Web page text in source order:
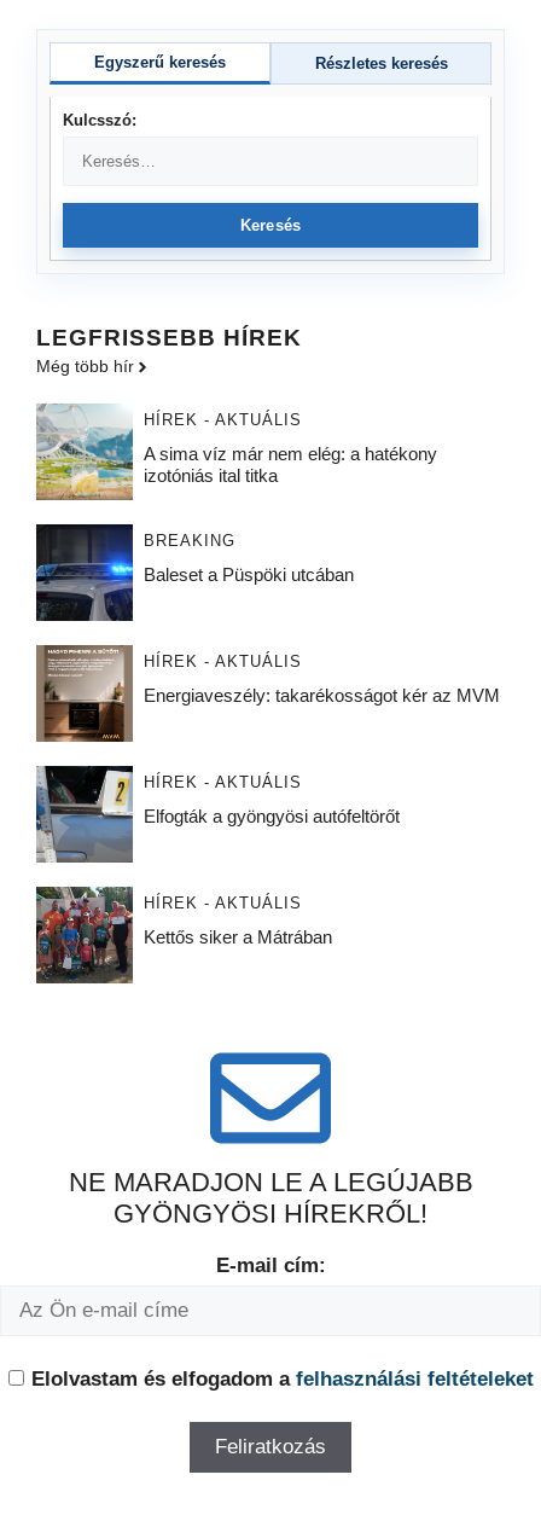
Egyszerű keresés Részletes keresés
Kulcsszó:
Keresés
LEGFRISSEBB HÍREK
Még több hír
HÍREK - AKTUÁLIS
A sima víz már nem elég: a hatékony
izotóniás ital titka
BREAKING
Baleset a Püspöki utcában
HÍREK - AKTUÁLIS
Energiaveszély: takarékosságot kér az MVM
HÍREK - AKTUÁLIS
Elfogták a gyöngyösi autófeltörőt
HÍREK - AKTUÁLIS
Kettős siker a Mátrában
NE MARADJON LE A LEGÚJABB
GYÖNGYÖSI HÍREKRŐL!
E-mail cím:
Elolvastam és elfogadom a felhasználási feltételeket